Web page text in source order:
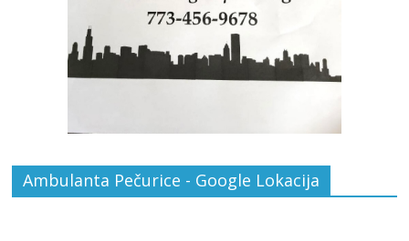
Ambulanta Pečurice - Google Lokacija